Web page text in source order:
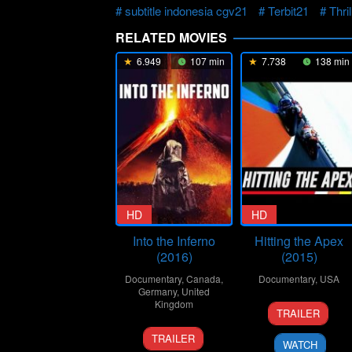
subtitle indonesia cgv21
Terbit21
RELATED MOVIES
6.949 107 min
HD
Into the Inferno
(2016)
Documentary, Canada,
Germany, United
Kingdom
7
Sep
Werner
Herzog
TRAILER
7.738 138 min
HD
Hitting the Apex
(2015)
Documentary, USA
2
Sep
2015
Mark
Neale
TRAILER
WATCH